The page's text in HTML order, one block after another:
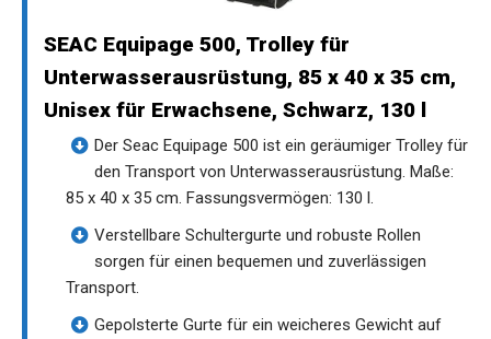
SEAC Equipage 500, Trolley für
Unterwasserausrüstung, 85 x 40 x 35 cm,
Unisex für Erwachsene, Schwarz, 130 l
Der Seac Equipage 500 ist ein geräumiger Trolley für
den Transport von Unterwasserausrüstung. Maße:
85 x 40 x 35 cm. Fassungsvermögen: 130 l.
Verstellbare Schultergurte und robuste Rollen
sorgen für einen bequemen und zuverlässigen
Transport.
Gepolsterte Gurte für ein weicheres Gewicht auf